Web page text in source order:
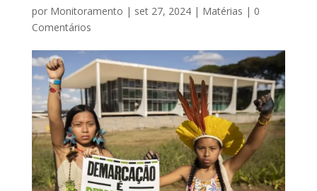
por Monitoramento | set 27, 2024| Matérias | 0
Comentários